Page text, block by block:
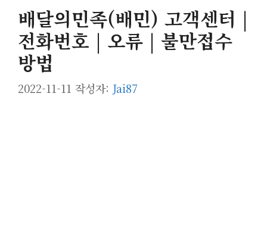
배달의민족(배민) 고객센터 |
전화번호 | 오류 | 불만접수
방법
2022-11-11 작성자: Jai87